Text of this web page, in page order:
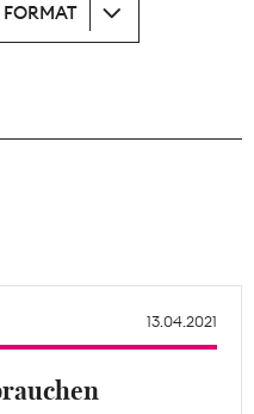
Preis
FORMAT
13.04.2021